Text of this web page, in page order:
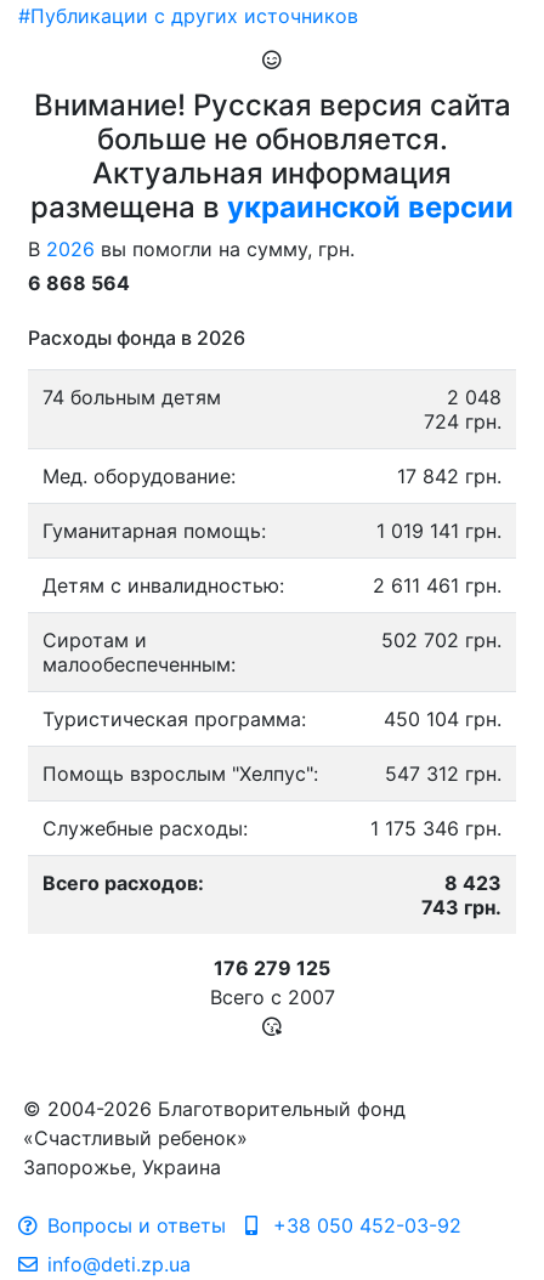
#Публикации с других источников
Внимание! Русская версия сайта
больше не обновляется.
Актуальная информация
размещена в украинской версии
В 2026 вы помогли на сумму, грн.
6 868 564
Расходы фонда в 2026
74 больным детям
2 048
724 грн.
Мед. оборудование: 17 842 грн.
Гуманитарная помощь: 1 019 141 грн.
Детям с инвалидностью: 2 611 461 грн.
Сиротам и
малообеспеченным:
502 702 грн.
Туристическая программа: 450 104 грн.
Помощь взрослым "Хелпус": 547 312 грн.
Служебные расходы: 1 175 346 грн.
Всего расходов:
8 423
743 грн.
176 279 125
Всего с 2007
© 2004-2026 Благотворительный фонд
«Счастливый ребенок»
Запорожье, Украина
Вопросы и ответы
+38 050 452-03-92
info@deti.zp.ua